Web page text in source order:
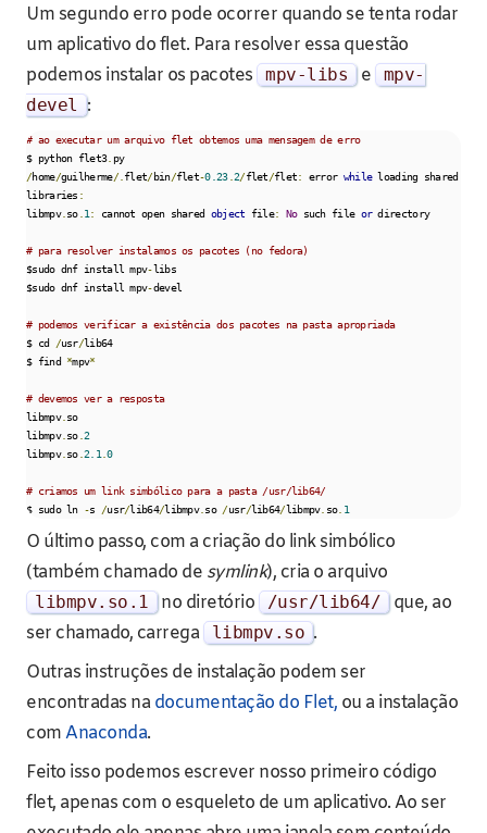
Um segundo erro pode ocorrer quando se tenta rodar
um aplicativo do flet. Para resolver essa questão
podemos instalar os pacotes
mpv-libs e mpv-
devel
:
# ao executar um arquivo flet obtemos uma mensagem de erro
$ python flet3.
py
/home/guilherme/. flet/bin/flet-0.23. 2/flet/flet: error while loading shared
libraries :
libmpv. so. 1 : cannot open shared object file: No such file or directory
# para resolver instalamos os pacotes (no fedora)
$sudo dnf install mpv-libs
$sudo dnf install mpv-devel
# podemos verificar a existência dos pacotes na pasta apropriada
$ cd /usr/lib64
$ find *mpv*
# devemos ver a resposta
libmpv. so
libmpv. so.2
libmpv. so.2.1 .0
# criamos um link simbólico para a pasta /usr/lib64/
$ sudo ln -s /usr/lib64/libmpv. so /usr/lib64/libmpv. so. 1
O último passo, com a criação do link simbólico
(também chamado de symlink), cria o arquivo
libmpv. so . 1 no diretório /usr/lib64/ que, ao
ser chamado, carrega
libmpv . so .
Outras instruções de instalação podem ser
encontradas nadocumentação do Flet, ou a instalação
comAnaconda.
Feito isso podemos escrever nosso primeiro código
flet, apenas com o esqueleto de um aplicativo. Ao ser